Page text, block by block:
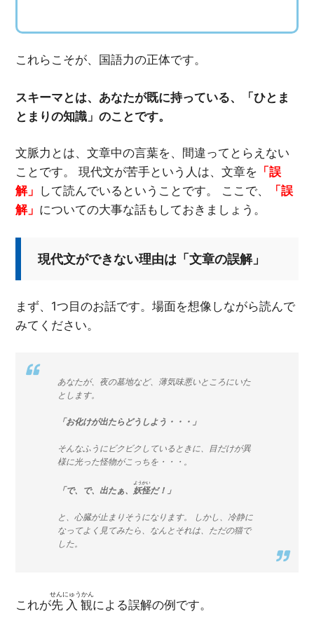
これらこそが、国語力の正体です。
スキーマとは、あなたが既に持っている、「ひとま
とまりの知識」のことです。
文脈力とは、文章中の言葉を、間違ってとらえない
ことです。 現代文が苦手という人は、文章を 「誤
解」 して読んでいるということです。 ここで、
「誤
解」 についての大事な話もしておきましょう。
現代文ができない理由は「文章の誤解」
まず、1つ目のお話です。場面を想像しながら読んで
みてください。
あなたが、夜の墓地など、薄気味悪いところにいた
とします。
「お化けが出たらどうしよう・・・」
そんなふうにビクビクしているときに、目だけが異
様に光った怪物がこっちを・・・。
「で、で、出たぁ、 妖怪
ようかい
だ！」
と、心臓が止まりそうになります。 しかし、冷静に
なってよく見てみたら、なんとそれは、ただの猫で
した。
これが先入観
せんにゅうかん
による誤解の例です。